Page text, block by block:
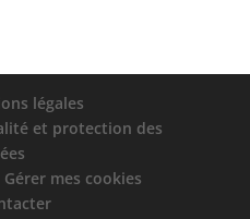
légales
et protection des
Gérer mes cookies